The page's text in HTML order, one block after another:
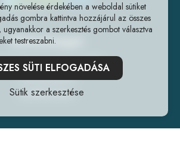
növelése érdekében a weboldal sütiket
gombra kattintva hozzájárul az összes
ugyanakkor a szerkesztés gombot választva
testreszabni.
SÜTI ELFOGADÁSA
Sütik szerkesztése
Elérhetőségek
Budapest, Fogarasi út 218.
+36202240241
info@forrlab.hu